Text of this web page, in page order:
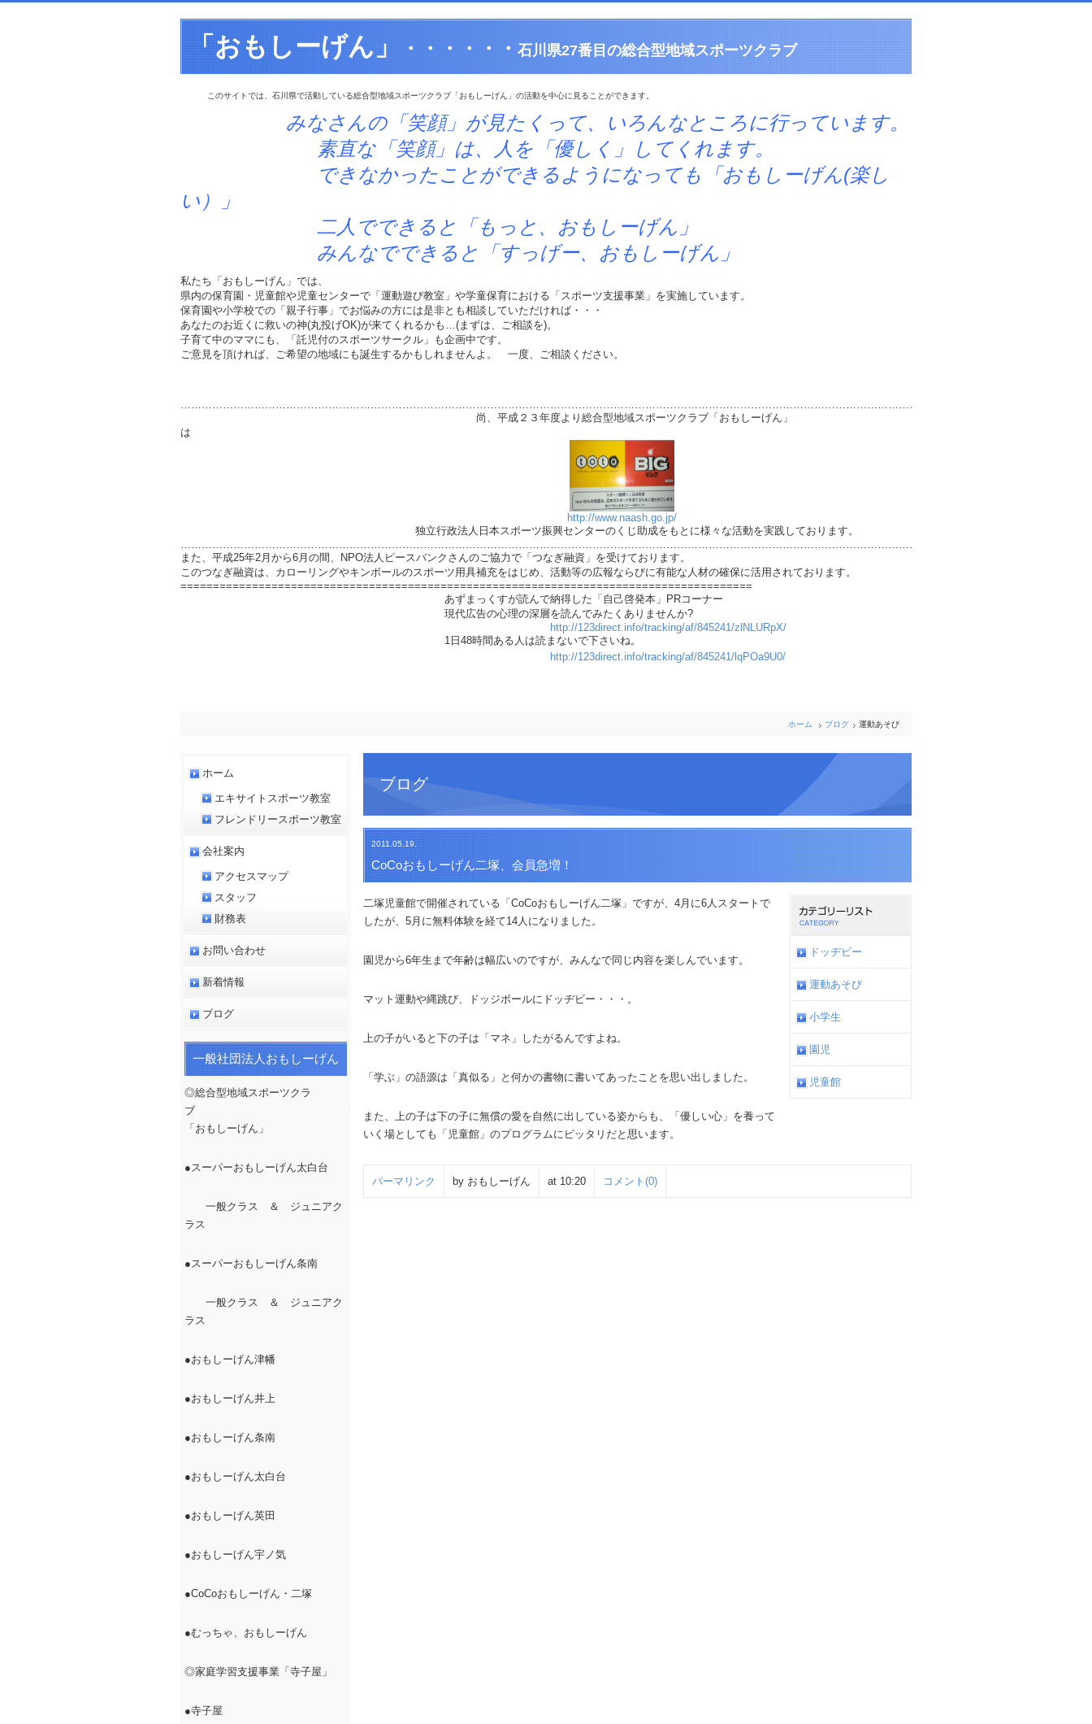
「おもしーげん」 ・・・・・・ 石川県27番目の総合型地域スポーツクラブ
このサイトでは、石川県で活動している総合型地域スポーツクラブ「おもしーげん」の活動を中心に見ることができます。
みなさんの「笑顔」が見たくって、いろんなところに行っています。
素直な「笑顔」は、人を「優しく」してくれます。
できなかったことができるようになっても「おもしーげん(楽し
い）」
二人でできると「もっと、おもしーげん」
みんなでできると「すっげー、おもしーげん」
私たち「おもしーげん」では、
県内の保育園・児童館や児童センターで「運動遊び教室」や学童保育における「スポーツ支援事業」を実施しています。
保育園や小学校での「親子行事」でお悩みの方には是非とも相談していただければ・・・
あなたのお近くに救いの神(丸投げOK)が来てくれるかも…(まずは、ご相談を)。
子育て中のママにも、「託児付のスポーツサークル」も企画中です。
ご意見を頂ければ、ご希望の地域にも誕生するかもしれませんよ。 一度、ご相談ください。
………………………………………………………………………………………………………………………………………………………………………………………………
尚、平成２３年度より総合型地域スポーツクラブ「おもしーげん」
は
http://www.naash.go.jp/
独立行政法人日本スポーツ振興センターのくじ助成をもとに様々な活動を実践しております。
………………………………………………………………………………………………………………………………………………………………………………………………
また、平成25年2月から6月の間、NPO法人ピースバンクさんのご協力で「つなぎ融資」を受けております。
このつなぎ融資は、カローリングやキンボールのスポーツ用具補充をはじめ、活動等の広報ならびに有能な人材の確保に活用されております。
========================================================================================
あずまっくすが読んで納得した「自己啓発本」PRコーナー
現代広告の心理の深層を読んでみたくありませんか?
http://123direct.info/tracking/af/845241/zlNLURpX/
1日48時間ある人は読まないで下さいね。
http://123direct.info/tracking/af/845241/lqPOa9U0/
ホーム ブログ 運動あそび
ブログ
2011.05.19.
CoCoおもしーげん二塚、会員急増！
二塚児童館で開催されている「CoCoおもしーげん二塚」ですが、4月に6人スタートで
したが、5月に無料体験を経て14人になりました。
園児から6年生まで年齢は幅広いのですが、みんなで同じ内容を楽しんでいます。
マット運動や縄跳び、ドッジボールにドッヂビー・・・。
上の子がいると下の子は「マネ」したがるんですよね。
「学ぶ」の語源は「真似る」と何かの書物に書いてあったことを思い出しました。
また、上の子は下の子に無償の愛を自然に出している姿からも、「優しい心」を養って
いく場としても「児童館」のプログラムにピッタリだと思います。
ドッヂビー
運動あそび
小学生
園児
児童館
パーマリンク by おもしーげん at 10:20 コメント(0)
ホーム
エキサイトスポーツ教室
フレンドリースポーツ教室
会社案内
アクセスマップ
スタッフ
財務表
お問い合わせ
新着情報
ブログ
一般社団法人おもしーげん
◎総合型地域スポーツクラ
ブ
「おもしーげん」
●スーパーおもしーげん太白台
一般クラス ＆ ジュニアク
ラス
●スーパーおもしーげん条南
一般クラス ＆ ジュニアク
ラス
●おもしーげん津幡
●おもしーげん井上
●おもしーげん条南
●おもしーげん太白台
●おもしーげん英田
●おもしーげん宇ノ気
●CoCoおもしーげん・二塚
●むっちゃ、おもしーげん
◎家庭学習支援事業「寺子屋」
●寺子屋